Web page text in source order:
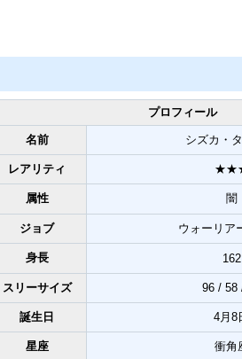
プロフィール
名前 シズカ・
レアリティ
属性 闇
ジョブ ウォーリア
身長 162
スリーサイズ 96 / 58
誕生日 4月8
星座 衝角